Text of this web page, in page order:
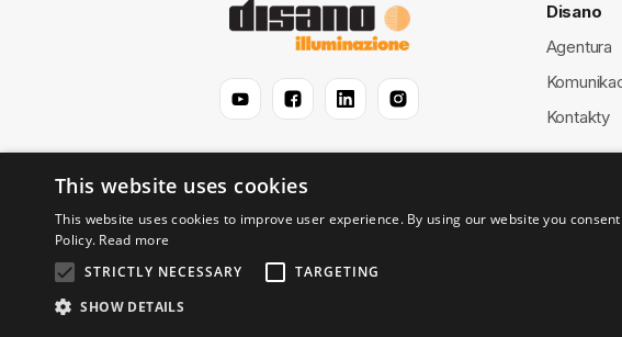
Disano
Agentura
Kontakty
This website uses cookies
This website uses cookies to improve user experience. By using our website you
Policy. Read more
STRICTLY NECESSARY
TARGETING
SHOW DETAILS